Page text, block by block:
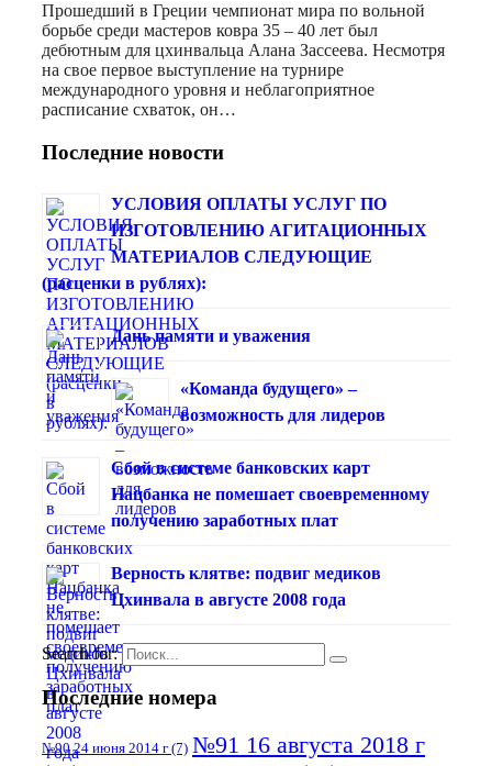
Прошедший в Греции чемпионат мира по вольной
борьбе среди мастеров ковра 35 – 40 лет был
дебютным для цхинвальца Алана Зассеева. Несмотря
на свое первое выступление на турнире
международного уровня и неблагоприятное
расписание схваток, он…
Последние новости
УСЛОВИЯ ОПЛАТЫ УСЛУГ ПО
ИЗГОТОВЛЕНИЮ АГИТАЦИОННЫХ
МАТЕРИАЛОВ СЛЕДУЮЩИЕ
(расценки в рублях):
Дань памяти и уважения
«Команда будущего» –
возможность для лидеров
Сбой в системе банковских карт
Нацбанка не помешает своевременному
получению заработных плат
Верность клятве: подвиг медиков
Цхинвала в августе 2008 года
Search for:
Последние номера
№90 24 июня 2014 г (7) №91 16 августа 2018 г